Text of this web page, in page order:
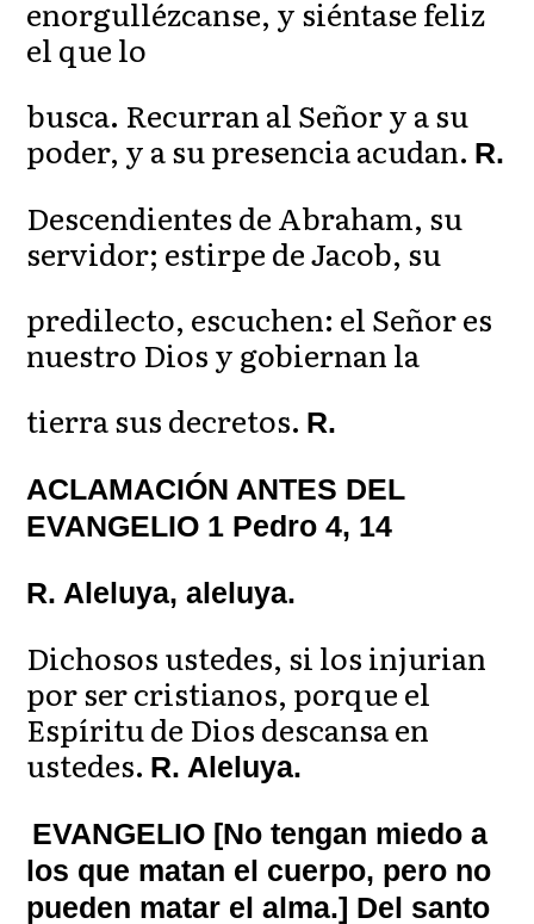
enorgullézcanse, y siéntase feliz
el que lo
busca. Recurran al Señor y a su
poder, y a su presencia acudan. R.
Descendientes de Abraham, su
servidor; estirpe de Jacob, su
predilecto, escuchen: el Señor es
nuestro Dios y gobiernan la
tierra sus decretos. R.
ACLAMACIÓN ANTES DEL
EVANGELIO 1 Pedro 4, 14
R. Aleluya, aleluya.
Dichosos ustedes, si los injurian
por ser cristianos, porque el
Espíritu de Dios descansa en
ustedes. R. Aleluya.
EVANGELIO [No tengan miedo a
los que matan el cuerpo, pero no
pueden matar el alma.] Del santo